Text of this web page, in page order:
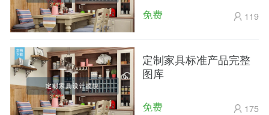
119
免费
定制家具标准产品完整
图库
175
免费